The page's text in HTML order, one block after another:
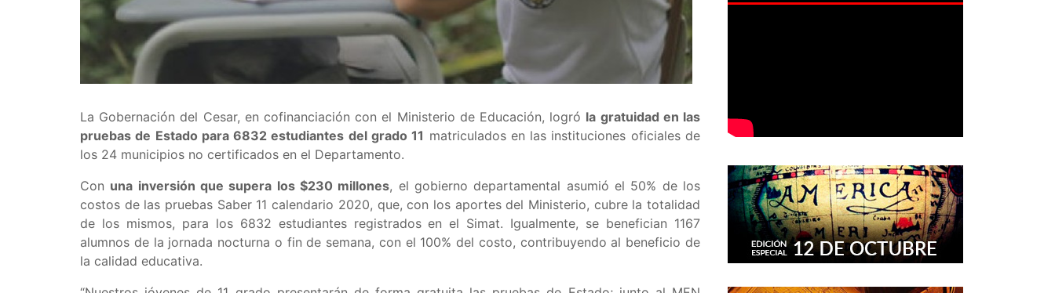
La Gobernación del Cesar, en cofinanciación con el Ministerio de Educación, logró la gratuidad en las
pruebas de Estado para 6832 estudiantes del grado 11 matriculados en las instituciones oficiales de
los 24 municipios no certificados en el Departamento.
Con una inversión que supera los $230 millones, el gobierno departamental asumió el 50% de los
costos de las pruebas Saber 11 calendario 2020, que, con los aportes del Ministerio, cubre la totalidad
de los mismos, para los 6832 estudiantes registrados en el Simat. Igualmente, se benefician 1167
alumnos de la jornada nocturna o fin de semana, con el 100% del costo, contribuyendo al beneficio de
la calidad educativa.